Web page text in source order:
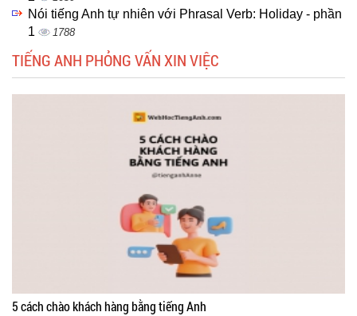
Nói tiếng Anh tự nhiên với Phrasal Verb: Holiday - phần
1
1788
TIẾNG ANH PHỎNG VẤN XIN VIỆC
5 cách chào khách hàng bằng tiếng Anh